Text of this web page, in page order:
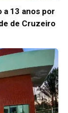
a 13 anos por
de Cruzeiro